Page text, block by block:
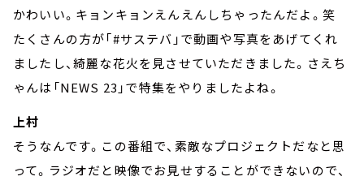
かわいい。キョンキョンえんえんしちゃったんだよ。笑
たくさんの方が「#サステバ」で動画や写真をあげてくれ
ましたし、綺麗な花火を見させていただきました。さえち
ゃんは「NEWS 23」で特集をやりましたよね。
上村
そうなんです。この番組で、素敵なプロジェクトだなと思
って。ラジオだと映像でお見せすることができないので、